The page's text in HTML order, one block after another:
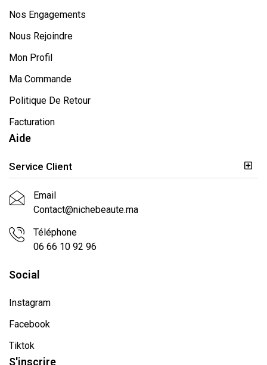
Nos Engagements
Nous Rejoindre
Mon Profil
Ma Commande
Politique De Retour
Facturation
Aide
Service Client
Email
Contact@nichebeaute.ma
Téléphone
06 66 10 92 96
Social
Instagram
Facebook
Tiktok
S'inscrire